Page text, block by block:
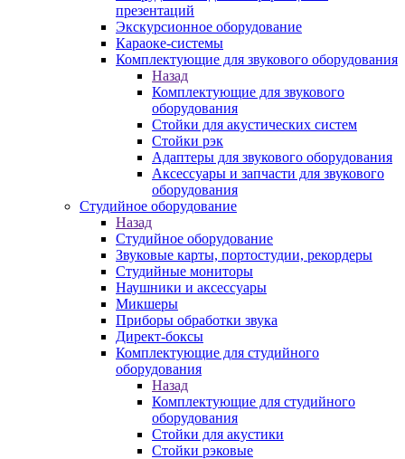
презентаций
Экскурсионное оборудование
Караоке-системы
Комплектующие для звукового оборудования
Назад
Комплектующие для звукового
оборудования
Стойки для акустических систем
Стойки рэк
Адаптеры для звукового оборудования
Аксессуары и запчасти для звукового
оборудования
Студийное оборудование
Назад
Студийное оборудование
Звуковые карты, портостудии, рекордеры
Студийные мониторы
Наушники и аксессуары
Микшеры
Приборы обработки звука
Директ-боксы
Комплектующие для студийного
оборудования
Назад
Комплектующие для студийного
оборудования
Стойки для акустики
Стойки рэковые